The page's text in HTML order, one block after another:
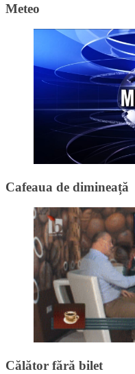
Meteo
Cafeaua de dimineață
Călător fără bilet